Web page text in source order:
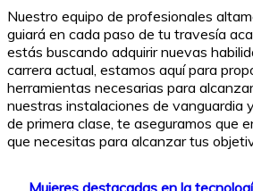
Nuestro equipo de profesionales
guiará en cada paso de tu travesía
estás buscando adquirir nuevas
carrera actual, estamos aquí para
herramientas necesarias para
nuestras instalaciones de vanguardia
de primera clase, te aseguramos que
que necesitas para alcanzar tus